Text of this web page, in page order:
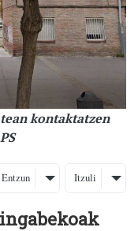
kontaktatzen
Entzun Itzuli